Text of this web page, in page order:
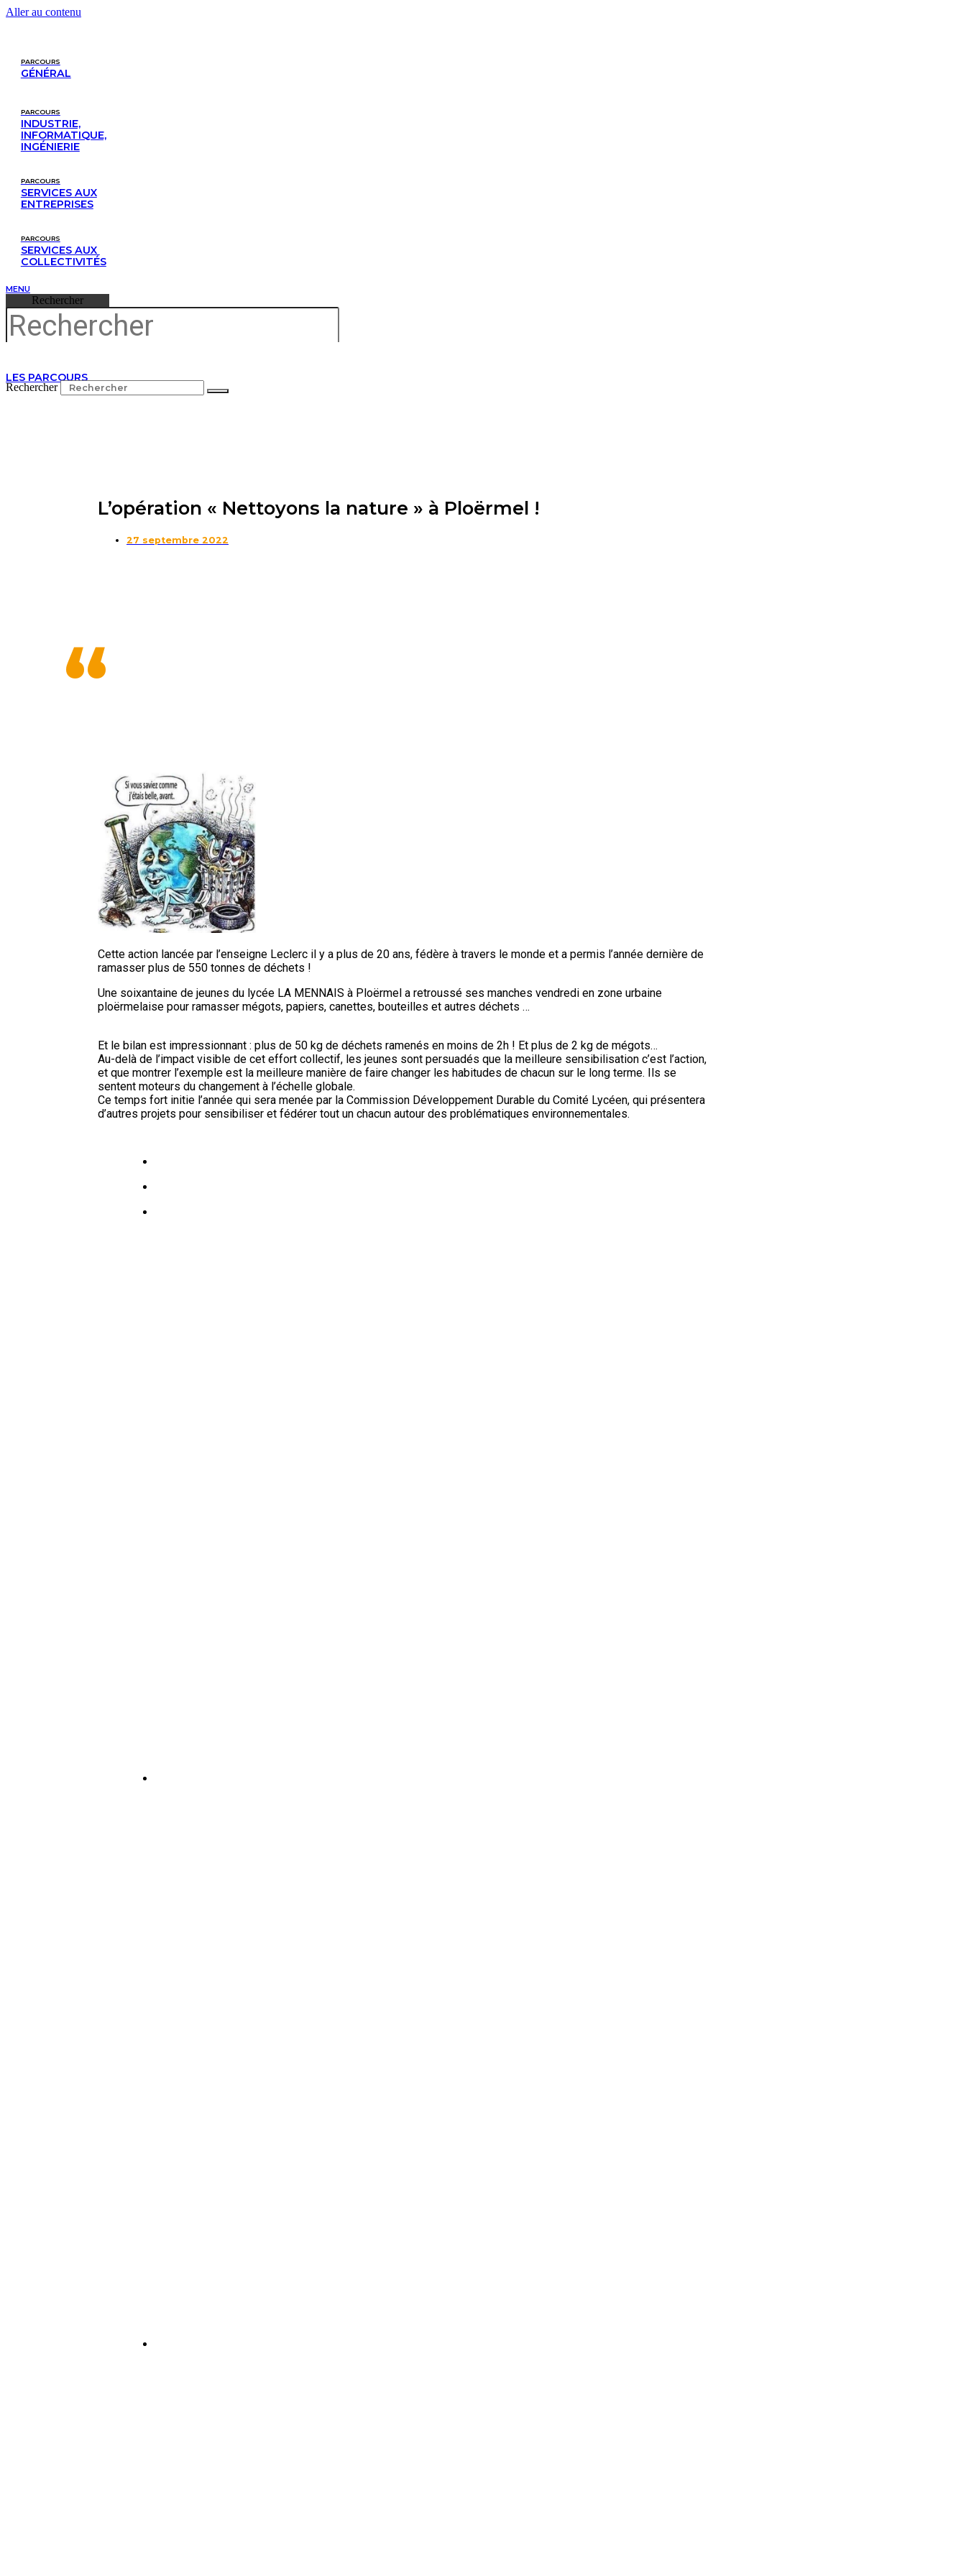
Aller au contenu
PARCOURS
GÉNÉRAL
PARCOURS
INDUSTRIE,
INFORMATIQUE,
INGÉNIERIE
PARCOURS
SERVICES AUX
ENTREPRISES
PARCOURS
SERVICES AUX
COLLECTIVITÉS
MENU
Rechercher
LES PARCOURS
Rechercher
L’opération « Nettoyons la nature » à Ploërmel !
27 septembre 2022
“
Cette action lancée par l’enseigne Leclerc il y a plus de 20 ans, fédère à travers le monde et a permis l’année dernière de
ramasser plus de 550 tonnes de déchets !
Une soixantaine de jeunes du lycée LA MENNAIS à Ploërmel a retroussé ses manches vendredi en zone urbaine
ploërmelaise pour ramasser mégots, papiers, canettes, bouteilles et autres déchets …
Et le bilan est impressionnant : plus de 50 kg de déchets ramenés en moins de 2h ! Et plus de 2 kg de mégots…
Au-delà de l’impact visible de cet effort collectif, les jeunes sont persuadés que la meilleure sensibilisation c’est l’action,
et que montrer l’exemple est la meilleure manière de faire changer les habitudes de chacun sur le long terme. Ils se
sentent moteurs du changement à l’échelle globale.
Ce temps fort initie l’année qui sera menée par la Commission Développement Durable du Comité Lycéen, qui présentera
d’autres projets pour sensibiliser et fédérer tout un chacun autour des problématiques environnementales.